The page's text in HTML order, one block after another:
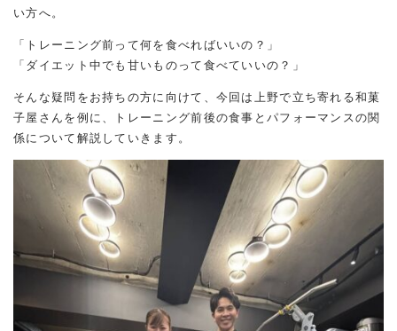
い方へ。
「トレーニング前って何を食べればいいの？」
「ダイエット中でも甘いものって食べていいの？」
そんな疑問をお持ちの方に向けて、今回は上野で立ち寄れる和菓
子屋さんを例に、トレーニング前後の食事とパフォーマンスの関
係について解説していきます。